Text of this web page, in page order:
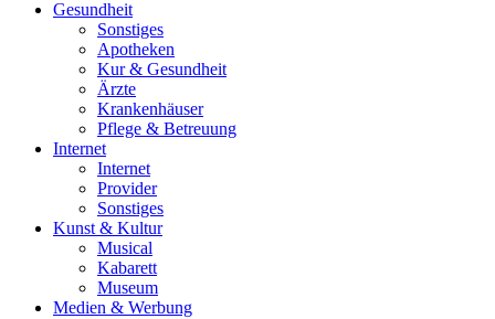
Gesundheit
Sonstiges
Apotheken
Kur & Gesundheit
Ärzte
Krankenhäuser
Pflege & Betreuung
Internet
Internet
Provider
Sonstiges
Kunst & Kultur
Musical
Kabarett
Museum
Medien & Werbung